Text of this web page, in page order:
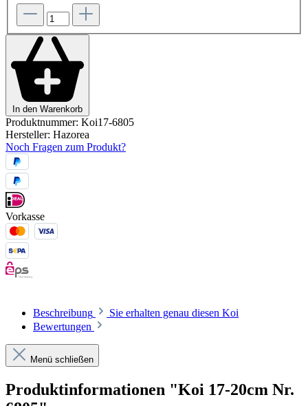
In den Warenkorb
Produktnummer: Koi17-6805
Hersteller: Hazorea
Noch Fragen zum Produkt?
Vorkasse
Beschreibung
Sie erhalten genau diesen Koi
Bewertungen
Menü schließen
Produktinformationen "Koi 17-20cm Nr.